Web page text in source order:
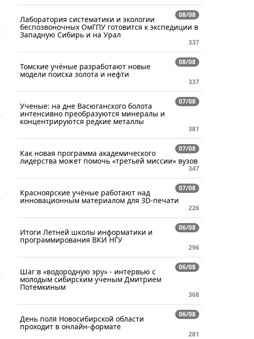
08/08
Лаборатория систематики и экологии
беспозвоночных ОмГПУ готовится к экспедиции в
Западную Сибирь и на Урал
337
08/08
Томские учёные разработают новые
модели поиска золота и нефти
337
07/08
Ученые: на дне Васюганского болота
интенсивно преобразуются минералы и
концентрируются редкие металлы
381
07/08
Как новая программа академического
лидерства может помочь «третьей миссии» вузов
347
07/08
Красноярские учёные работают над
инновационным материалом для 3D-печати
226
06/08
Итоги Летней школы информатики и
программирования ВКИ НГУ
296
06/08
Шаг в «водородную эру» - интервью с
молодым сибирским ученым Дмитрием
Потемкиным
368
06/08
День поля Новосибирской области
проходит в онлайн-формате
281